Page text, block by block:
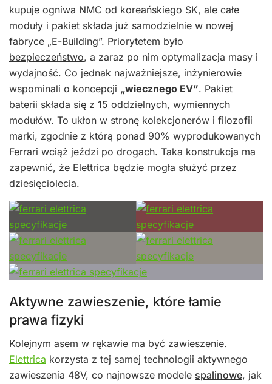
kupuje ogniwa NMC od koreańskiego SK, ale całe
moduły i pakiet składa już samodzielnie w nowej
fabryce „E-Building”. Priorytetem było
bezpieczeństwo, a zaraz po nim optymalizacja masy i
wydajność. Co jednak najważniejsze, inżynierowie
wspominali o koncepcji „wiecznego EV”. Pakiet
baterii składa się z 15 oddzielnych, wymiennych
modułów. To ukłon w stronę kolekcjonerów i filozofii
marki, zgodnie z którą ponad 90% wyprodukowanych
Ferrari wciąż jeździ po drogach. Taka konstrukcja ma
zapewnić, że Elettrica będzie mogła służyć przez
dziesięciolecia.
Aktywne zawieszenie, które łamie
prawa fizyki
Kolejnym asem w rękawie ma być zawieszenie.
Elettrica korzysta z tej samej technologii aktywnego
zawieszenia 48V, co najnowsze modele spalinowe, jak